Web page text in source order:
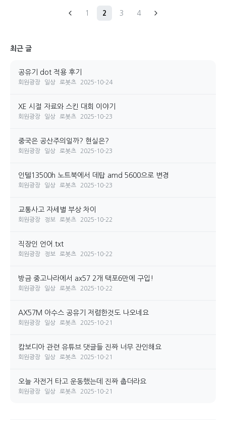
1 2 3 4
최근 글
공유기 dot 적용 후기
회원광장 일상 로봇츠 2025-10-24
XE 시절 자료와 스킨 대회 이야기
회원광장 일상 로봇츠 2025-10-23
중국은 공산주의일까? 현실은?
회원광장 일상 로봇츠 2025-10-23
인텔13500h 노트북에서 데탑 amd 5600으로 변경
회원광장 일상 로봇츠 2025-10-23
교통사고 자세별 부상 차이
회원광장 정보 로봇츠 2025-10-22
직장인 언어.txt
회원광장 정보 로봇츠 2025-10-22
방금 중고나라에서 ax57 2개 택포6만에 구입!
회원광장 일상 로봇츠 2025-10-22
AX57M 아수스 공유기 저렴한것도 나오네요
회원광장 일상 로봇츠 2025-10-21
캄보디아 관련 유튜브 댓글들 진짜 너무 잔인해요
회원광장 일상 로봇츠 2025-10-21
오늘 자전거 타고 운동했는데 진짜 춥더라요
회원광장 일상 로봇츠 2025-10-21